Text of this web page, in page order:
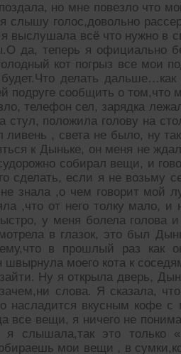
но мне повезло что
слышу голос,довольно
я выслушала всё что нужно в
да, теперь я официально
кот погрыз все мои
делать
подруге сообщить о том,что
телефон сел, зарядка
стул, положила голову на
ливень , света не было, ну
к Дыньке, он меня не
собирал вещи, и
сделать, если я не возьму
не знала ,о чем говорит мой
,что от него толку мало,
у меня болела голова
в глазок, это был
ему,что в прошлый раз как
швырнула моего кота к
Ну я открыла дверь,
слова. Я сказала,
насладится вкусным кофе
все вещи, я ничего не
я слышала,так это только
мои вещи , в